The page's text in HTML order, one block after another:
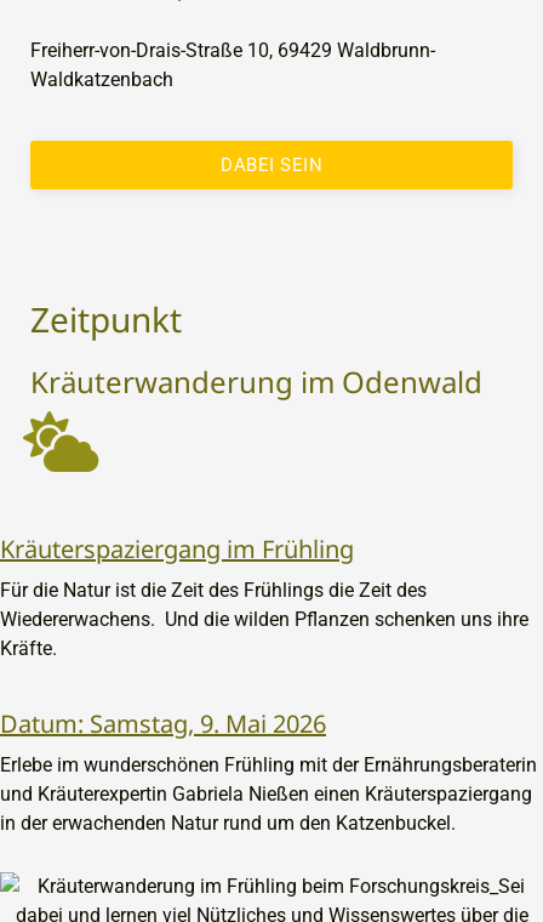
Freiherr-von-Drais-Straße 10, 69429 Waldbrunn-
Waldkatzenbach
DABEI SEIN
Zeitpunkt
Kräuterwanderung im Odenwald
Kräuterspaziergang im Frühling
Für die Natur ist die Zeit des Frühlings die Zeit des
Wiedererwachens. Und die wilden Pflanzen schenken uns ihre
Kräfte.
Datum: Samstag, 9. Mai 2026
Erlebe im wunderschönen Frühling mit der Ernährungsberaterin
und Kräuterexpertin Gabriela Nießen einen Kräuterspaziergang
in der erwachenden Natur rund um den Katzenbuckel.